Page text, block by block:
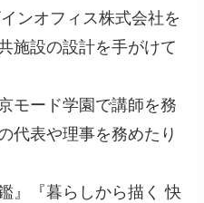
ンオフィス株式会社を
施設の設計を手がけて
モード学園で講師を務
代表や理事を務めたり
』『暮らしから描く 快